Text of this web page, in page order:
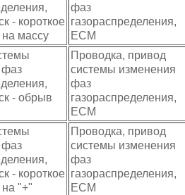
- короткое
массу
фаз
газораспределения,
ECM
фаз
- обрыв
Проводка, привод
системы изменения
фаз
газораспределения,
ECM
фаз
- короткое
"+"
Проводка, привод
системы изменения
фаз
газораспределения,
ECM